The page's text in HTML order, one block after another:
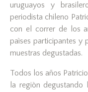
uruguayos y
periodista chileno
con el correr de los
paìses participantes y
muestras degustadas.
Todos los años
la regiòn